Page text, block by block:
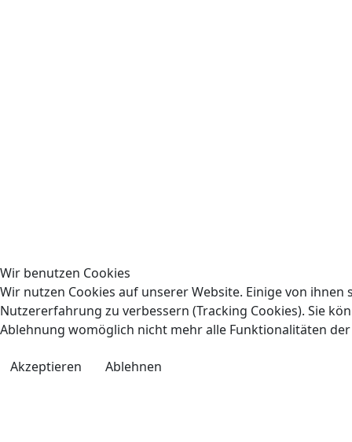
Wir benutzen Cookies
Wir nutzen Cookies auf unserer Website. Einige von
Nutzererfahrung zu verbessern (Tracking Cookies). Sie
Ablehnung womöglich nicht mehr alle Funktionalitäten
Akzeptieren Ablehnen